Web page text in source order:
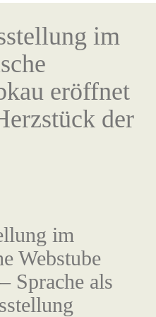
im
eröffnet
der
im
Webstube
Sprache als